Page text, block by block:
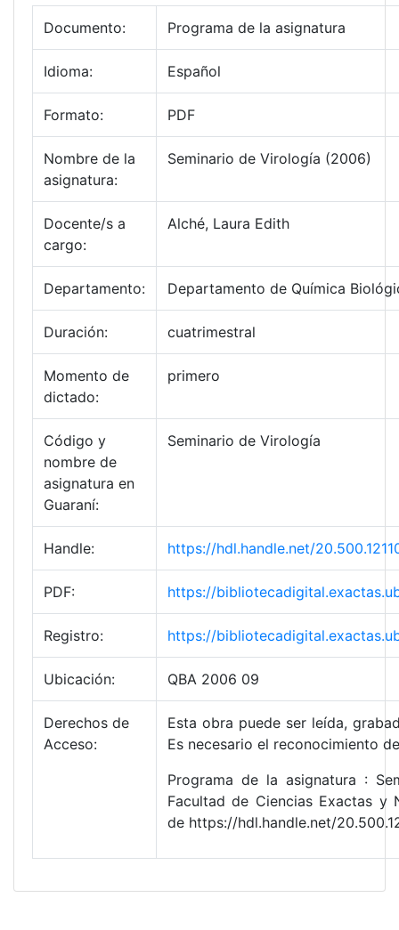
Documento: Programa de la asignatura
Idioma: Español
Formato: PDF
Nombre de la
asignatura:
Seminario de Virología (2006)
Docente/s a
cargo:
Alché, Laura Edith
Departamento: Departamento de Química
Duración: cuatrimestral
Momento de
dictado:
primero
Código y
nombre de
asignatura en
Guaraní:
Seminario de Virología
Handle: https://hdl.handle.net/
PDF: https://
Registro: https://
Ubicación: QBA 2006 09
Derechos de
Acceso:
Esta obra puede ser leída,
Es necesario el reconocimiento
Programa de la asignatura :
Facultad de Ciencias Exactas y
de https://hdl.handle.net/